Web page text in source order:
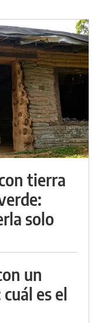
tierra
solo
un
es el